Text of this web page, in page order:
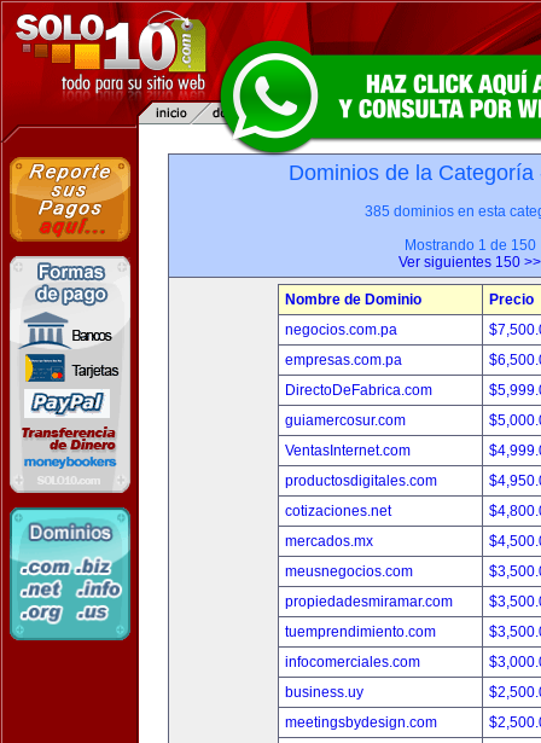
Dominios de la
385 dominios en esta
Mostrando 1 de 150
Ver siguientes 150 >>
Nombre de Dominio
Precio
negocios.com.pa
empresas.com.pa
DirectoDeFabrica.com
guiamercosur.com
VentasInternet.com
productosdigitales.com
cotizaciones.net
mercados.mx
meusnegocios.com
propiedadesmiramar.com
tuemprendimiento.com
infocomerciales.com
business.uy
meetingsbydesign.com